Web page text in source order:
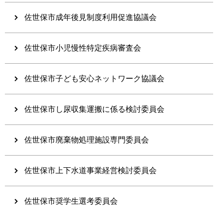
佐世保市成年後見制度利用促進協議会
佐世保市小児慢性特定疾病審査会
佐世保市子ども安心ネットワーク協議会
佐世保市し尿収集運搬に係る検討委員会
佐世保市廃棄物処理施設専門委員会
佐世保市上下水道事業経営検討委員会
佐世保市奨学生選考委員会